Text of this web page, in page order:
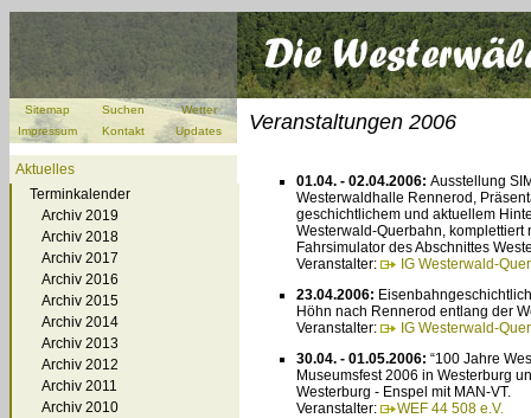
Sitemap Suchen
Wetter
Impressum
Kontakt Updates
Aktuelles
Terminkalender
Archiv 2019
Archiv 2018
Archiv 2017
Archiv 2016
Archiv 2015
Archiv 2014
Archiv 2013
Archiv 2012
Archiv 2011
Archiv 2010
Veranstaltungen 2006
01.04. - 02.04.2006: Ausstellung
Westerwaldhalle Rennerod,
geschichtlichem und aktuellem
Westerwald-Querbahn, komplettiert
Fahrsimulator des Abschnittes
Veranstalter:
IG Westerwald-
23.04.2006:
Höhn nach Rennerod entlang der
Veranstalter:
IG Westerwald-
30.04. - 01.05.2006: “100 Jahre
Museumsfest 2006 in Westerburg
Westerburg - Enspel mit MAN-VT.
Veranstalter:
WEF 44 508 e.V.